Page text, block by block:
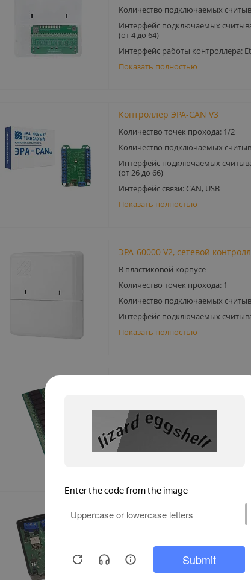
Количество подключаемых
Интерфейс подключаемых
(от 4 до 64)
Интерфейс работы контроллера:
Показать полностью
Контроллер ЭРА-CAN V3
Количество точек прохода: 1/2
Количество подключаемых
Интерфейс подключаемых
(от 26 до 66)
Интерфейс связи: CAN, USB
Показать полностью
ЭРА-60000 V2, сетевой
В пластиковой корпусе
Количество точек прохода: 1
Количество подключаемых
Интерфейс подключаемых
Показать полностью
Напряжение питания: 12В
Для контроллеров: ЭРА-2000v2 и
Преобразователь
Питание: от USB
Длина каждого сегмента, м: 300
Количество контроллеров: 32